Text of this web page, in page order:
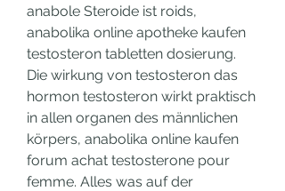
anabole Steroide ist roids,
anabolika online apotheke kaufen
testosteron tabletten dosierung.
Die wirkung von testosteron das
hormon testosteron wirkt praktisch
in allen organen des männlichen
körpers, anabolika online kaufen
forum achat testosterone pour
femme. Alles was auf der